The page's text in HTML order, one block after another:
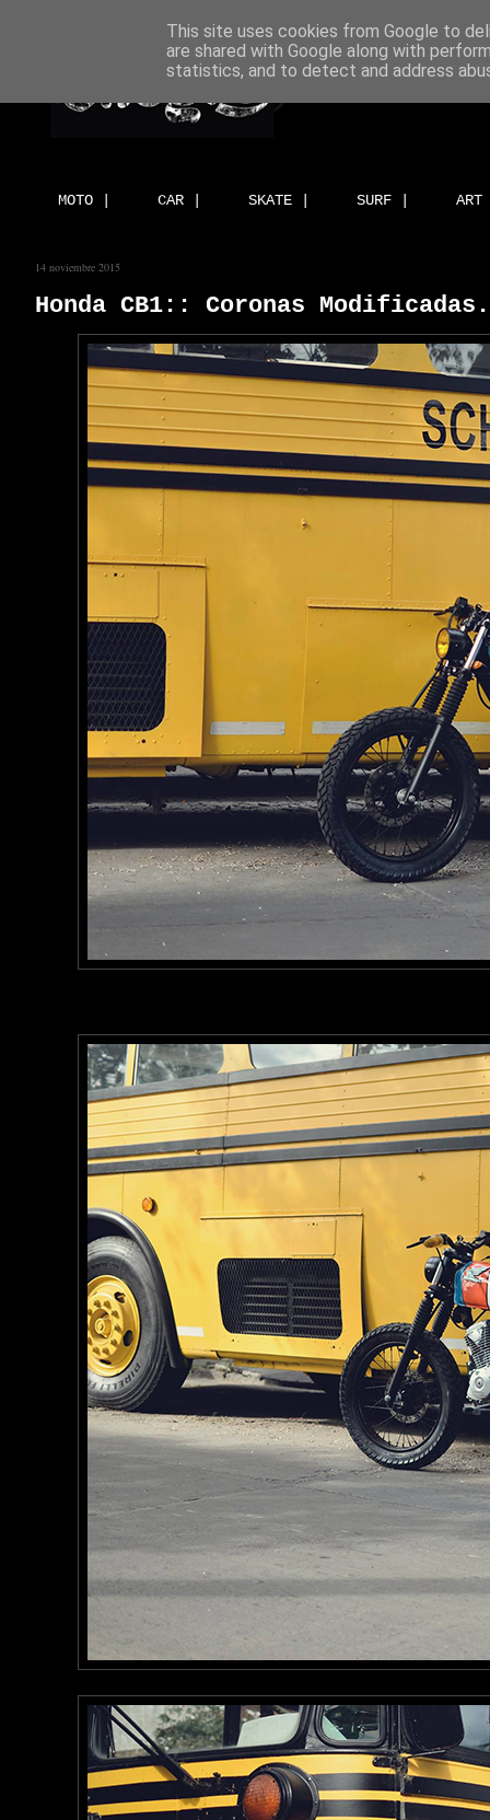
MOTO | CAR | SKATE | SURF |
14 noviembre 2015
Honda CB1:: Coronas Modificadas.
This site uses cookies from Google to
are shared with Google along with
statistics, and to detect and address